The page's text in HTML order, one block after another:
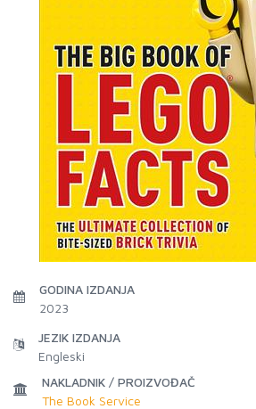
GODINA IZDANJA
2023
JEZIK IZDANJA
Engleski
NAKLADNIK / PROIZVOĐAČ
The Book Service